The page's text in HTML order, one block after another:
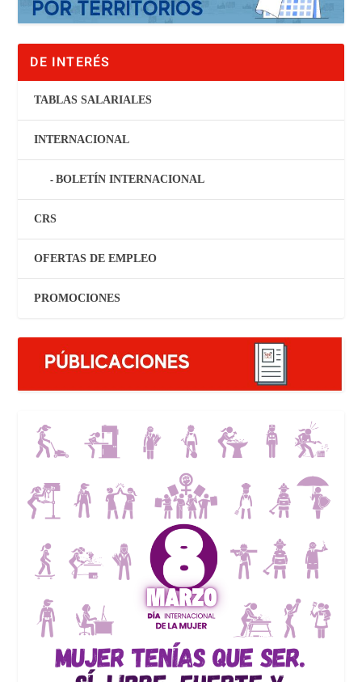
DE INTERÉS
TABLAS SALARIALES
INTERNACIONAL
BOLETÍN INTERNACIONAL
CRS
OFERTAS DE EMPLEO
PROMOCIONES